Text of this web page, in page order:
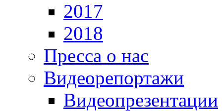
2017
2018
Пресса о нас
Видеорепортажи
Видеопрезентации